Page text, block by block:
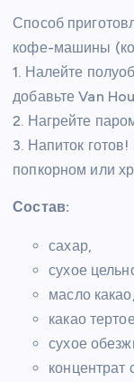
Способ
кофе-машины
1. Налейте
добавьте Van
2. Нагрейте
3. Напиток
попкорном или
Состав:
сахар,
сухое
масло какао,
какао тертое,
сухое
концентрат